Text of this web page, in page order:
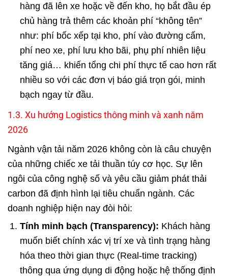
hàng đã lên xe hoặc về đến kho, họ bắt đầu ép
chủ hàng trả thêm các khoản phí “không tên”
như: phí bốc xếp tại kho, phí vào đường cấm,
phí neo xe, phí lưu kho bãi, phụ phí nhiên liệu
tăng giá… khiến tổng chi phí thực tế cao hơn rất
nhiều so với các đơn vị báo giá trọn gói, minh
bạch ngay từ đầu.
1.3. Xu hướng Logistics thông minh và xanh năm
2026
Ngành vận tải năm 2026 không còn là câu chuyện
của những chiếc xe tải thuần túy cơ học. Sự lên
ngôi của công nghệ số và yêu cầu giảm phát thải
carbon đã định hình lại tiêu chuẩn ngành. Các
doanh nghiệp hiện nay đòi hỏi:
Tính minh bạch (Transparency): Khách hàng
muốn biết chính xác vị trí xe và tình trạng hàng
hóa theo thời gian thực (Real-time tracking)
thông qua ứng dụng di động hoặc hệ thống định